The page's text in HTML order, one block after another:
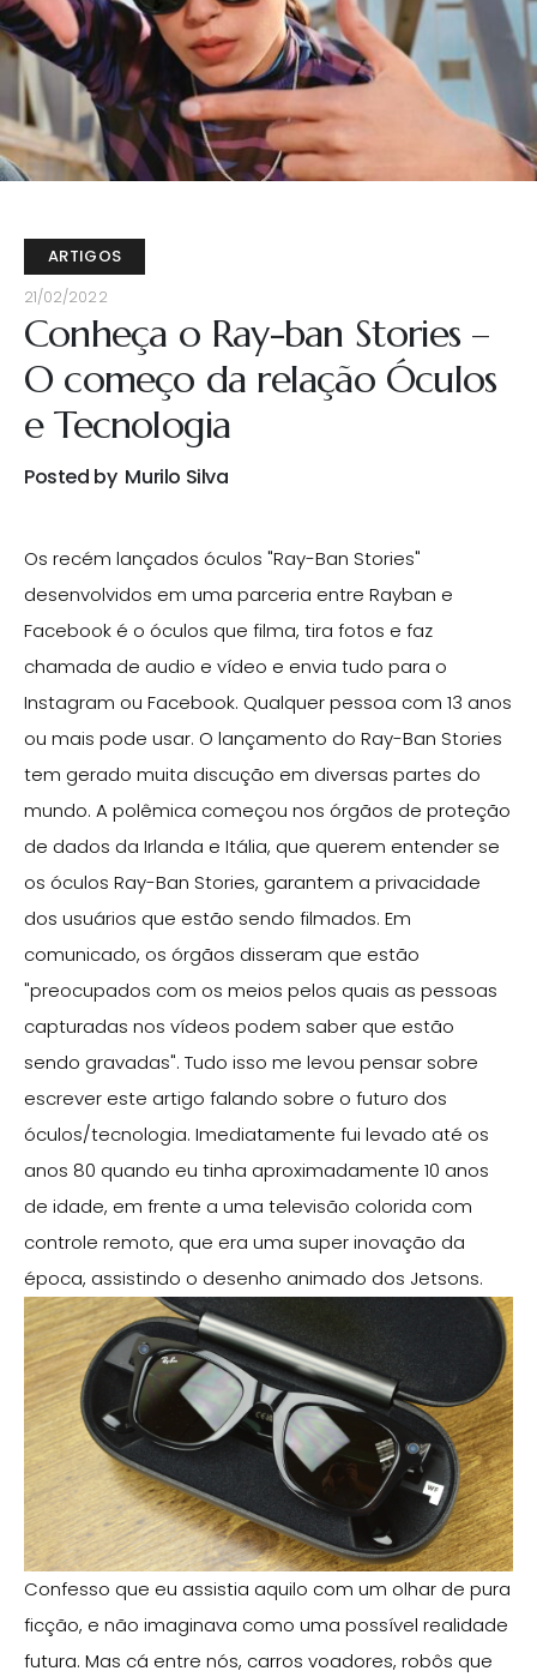
ARTIGOS
21/02/2022
Conheça o Ray-ban Stories –
O começo da relação Óculos
e Tecnologia
Posted by Murilo Silva
Os recém lançados óculos "Ray-Ban Stories"
desenvolvidos em uma parceria entre Rayban e
Facebook é o óculos que filma, tira fotos e faz
chamada de audio e vídeo e envia tudo para o
Instagram ou Facebook. Qualquer pessoa com 13 anos
ou mais pode usar. O lançamento do Ray-Ban Stories
tem gerado muita discução em diversas partes do
mundo. A polêmica começou nos órgãos de proteção
de dados da Irlanda e Itália, que querem entender se
os óculos Ray-Ban Stories, garantem a privacidade
dos usuários que estão sendo filmados. Em
comunicado, os órgãos disseram que estão
"preocupados com os meios pelos quais as pessoas
capturadas nos vídeos podem saber que estão
sendo gravadas". Tudo isso me levou pensar sobre
escrever este artigo falando sobre o futuro dos
óculos/tecnologia. Imediatamente fui levado até os
anos 80 quando eu tinha aproximadamente 10 anos
de idade, em frente a uma televisão colorida com
controle remoto, que era uma super inovação da
época, assistindo o desenho animado dos Jetsons.
Confesso que eu assistia aquilo com um olhar de pura
ficção, e não imaginava como uma possível realidade
futura. Mas cá entre nós, carros voadores, robôs que